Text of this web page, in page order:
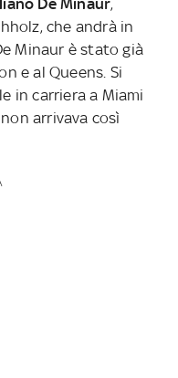
che andrà in
Minaur è stato già
e al Queens. Si
in carriera a Miami
arrivava così